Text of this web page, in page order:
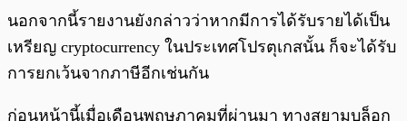
นอกจากนี้รายงานยังกล่าวว่าหากมีการได้รับรายได้เป็น
เหรียญ cryptocurrency ในประเทศโปรตุเกสนั้น ก็จะได้รับ
การยกเว้นจากภาษีอีกเช่นกัน
ก่อนหน้านี้เมื่อเดือนพฤษภาคมที่ผ่านมา ทางสยามบล็อก